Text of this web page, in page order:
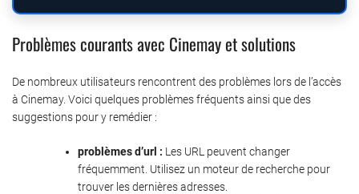
Problèmes courants avec Cinemay et solutions
De nombreux utilisateurs rencontrent des problèmes lors de l’accès
à Cinemay. Voici quelques problèmes fréquents ainsi que des
suggestions pour y remédier :
problèmes d’url : Les URL peuvent changer
fréquemment. Utilisez un moteur de recherche pour
trouver les dernières adresses.